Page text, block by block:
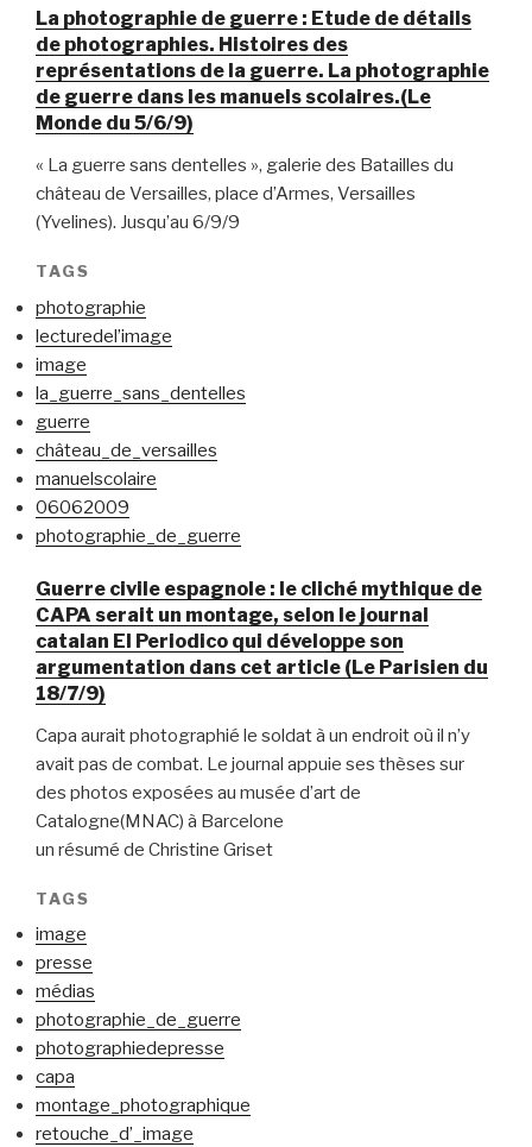
La photographie de guerre : Etude de détails
de photographies. Histoires des
représentations de la guerre. La photographie
de guerre dans les manuels scolaires.(Le
Monde du 5/6/9)
« La guerre sans dentelles », galerie des Batailles du
château de Versailles, place d’Armes, Versailles
(Yvelines). Jusqu’au 6/9/9
TAGS
photographie
lecturedel’image
image
la_guerre_sans_dentelles
guerre
château_de_versailles
manuelscolaire
06062009
photographie_de_guerre
Guerre civile espagnole : le cliché mythique de
CAPA serait un montage, selon le journal
catalan El Periodico qui développe son
argumentation dans cet article (Le Parisien du
18/7/9)
Capa aurait photographié le soldat à un endroit où il n’y
avait pas de combat. Le journal appuie ses thèses sur
des photos exposées au musée d’art de
Catalogne(MNAC) à Barcelone
un résumé de Christine Griset
TAGS
image
presse
médias
photographie_de_guerre
photographiedepresse
capa
montage_photographique
retouche_d’_image